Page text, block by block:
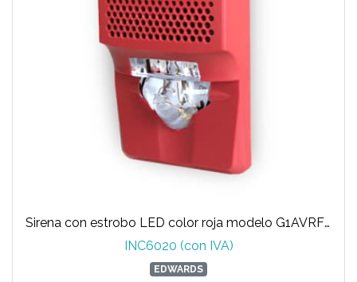
Sirena con estrobo LED color roja modelo G1AVRF-SP marca EDWARDS
INC6020 (con IVA)
EDWARDS